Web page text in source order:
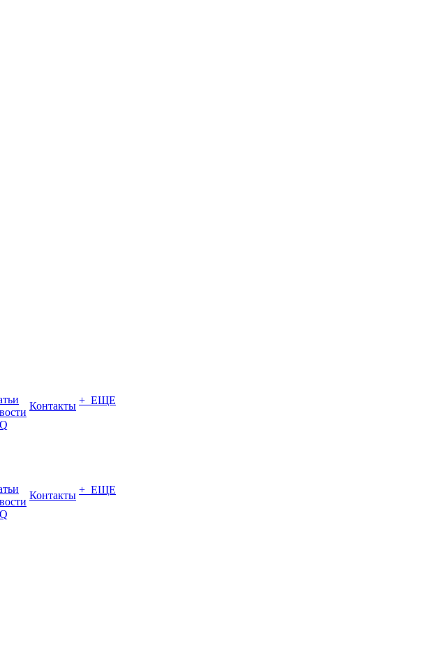
Контакты + ЕЩЕ
Контакты + ЕЩЕ